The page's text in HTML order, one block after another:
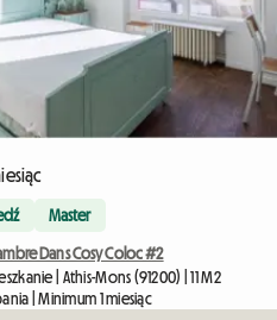
Master
Dans Cosy Coloc #2
| Athis-Mons (91200) | 11 M2
| Minimum 1 miesiąc